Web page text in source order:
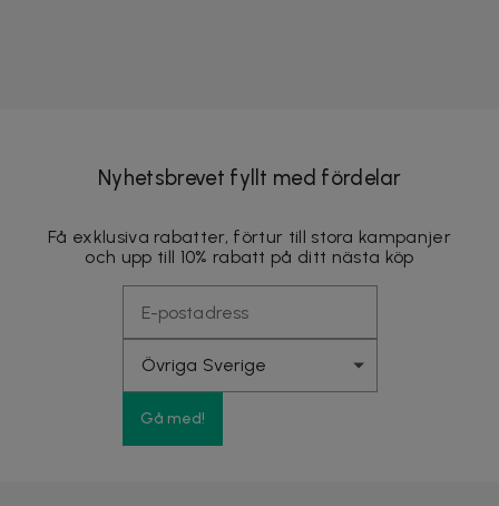
Nyhetsbrevet fyllt med fördelar
Få exklusiva rabatter, förtur till stora kampanjer
och upp till 10% rabatt på ditt nästa köp
Gå med!